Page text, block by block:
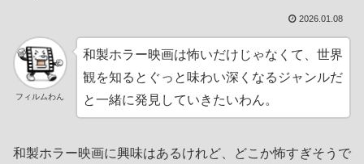
2026.01.08
フィルムわん
和製ホラー映画は怖いだけじゃなくて、世界
観を知るとぐっと味わい深くなるジャンルだ
と一緒に発見していきたいわん。
和製ホラー映画に興味はあるけれど、どこか怖すぎそうで